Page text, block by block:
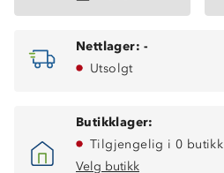
Nettlager: -
Utsolgt
Butikklager:
Tilgjengelig i 0 butikk
Velg butikk